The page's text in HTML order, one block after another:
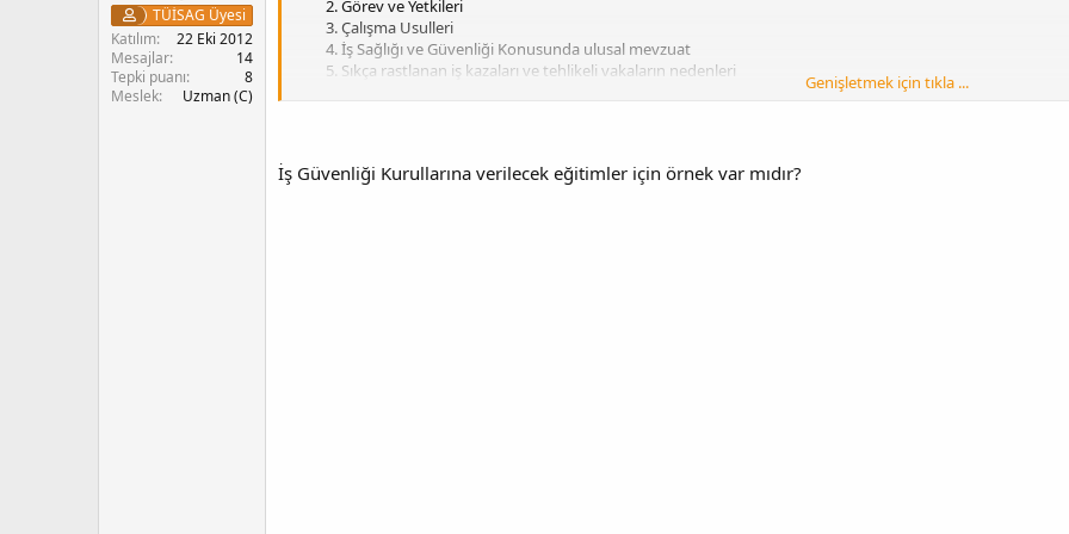
TÜİSAG Üyesi
Katılım
22 Eki 2012
Mesajlar
14
Tepki puanı
8
Meslek
Uzman (C)
Görev ve Yetkileri
Çalışma Usulleri
İş Sağlığı ve Güvenliği Konusunda ulusal mevzuat
Sıkça rastlanan iş kazaları ve tehlikeli vakaların nedenleri
İşçilerin Yükümlülükleri
Genişletmek için tıkla ...
İş Güvenliği Kurullarına verilecek eğitimler için örnek var mıdır?